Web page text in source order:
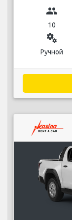
group
10
miscellaneous_services
Ручной